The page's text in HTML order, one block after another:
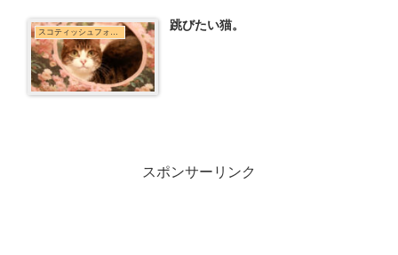
跳びたい猫。
スポンサーリンク